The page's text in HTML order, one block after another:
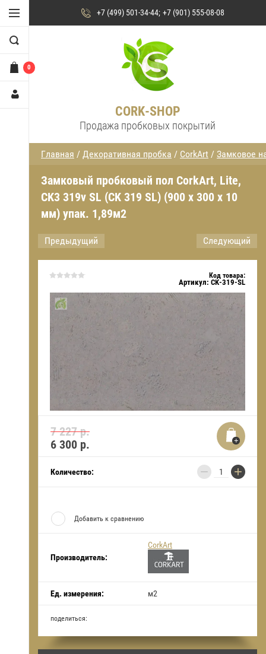
0
+7 (499) 501-34-44 +7 (901) 555-08-08
CORK-SHOP
Продажа пробковых покрытий
Главная / Декоративная пробка / CorkArt / Замковое
Замковый пробковый пол CorkArt, Lite,
CK3 319v SL (CK 319 SL) (900 х 300 х 10
мм) упак. 1,89м2
Предыдущий Следующий
Код товара:
Артикул: CK-319-SL
7 227 р.
6 300 р.
Количество: − +
Добавить к сравнению
Производитель:
CorkArt
Ед. измерения: м2
поделиться: